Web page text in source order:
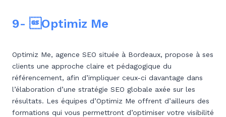
9- Optimiz Me
Optimiz Me, agence SEO située à Bordeaux, propose à ses
clients une approche claire et pédagogique du
référencement, afin d’impliquer ceux-ci davantage dans
l’élaboration d’une stratégie SEO globale axée sur les
résultats. Les équipes d’Optimiz Me offrent d’ailleurs des
formations qui vous permettront d’optimiser votre visibilité